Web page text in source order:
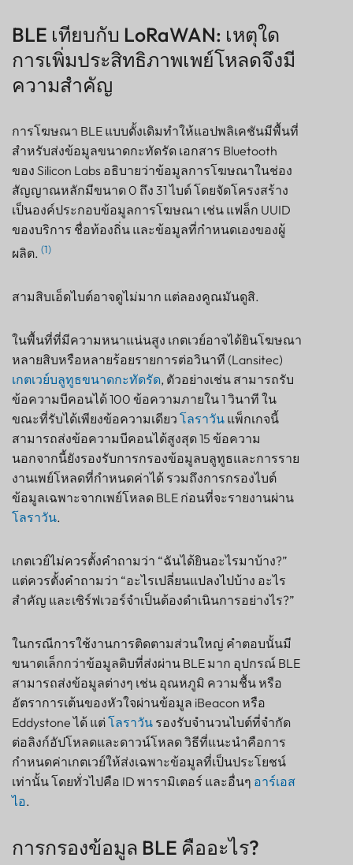
BLE เทียบกับ LoRaWAN: เหตุใด
การเพิ่มประสิทธิภาพเพย์โหลดจึงมี
ความสำคัญ
การโฆษณา BLE แบบดั้งเดิมทำให้แอปพลิเคชันมีพื้นที่
สำหรับส่งข้อมูลขนาดกะทัดรัด เอกสาร Bluetooth
ของ Silicon Labs อธิบายว่าข้อมูลการโฆษณาในช่อง
สัญญาณหลักมีขนาด 0 ถึง 31 ไบต์ โดยจัดโครงสร้าง
เป็นองค์ประกอบข้อมูลการโฆษณา เช่น แฟล็ก UUID
ของบริการ ชื่อท้องถิ่น และข้อมูลที่กำหนดเองของผู้
ผลิต. (1)
สามสิบเอ็ดไบต์อาจดูไม่มาก แต่ลองคูณมันดูสิ.
ในพื้นที่ที่มีความหนาแน่นสูง เกตเวย์อาจได้ยินโฆษณา
หลายสิบหรือหลายร้อยรายการต่อวินาที (Lansitec)
เกตเวย์บลูทูธขนาดกะทัดรัด, ตัวอย่างเช่น สามารถรับ
ข้อความบีคอนได้ 100 ข้อความภายใน 1 วินาที ใน
ขณะที่รับได้เพียงข้อความเดียว โลราวัน แพ็กเกจนี้
สามารถส่งข้อความบีคอนได้สูงสุด 15 ข้อความ
นอกจากนี้ยังรองรับการกรองข้อมูลบลูทูธและการราย
งานเพย์โหลดที่กำหนดค่าได้ รวมถึงการกรองไบต์
ข้อมูลเฉพาะจากเพย์โหลด BLE ก่อนที่จะรายงานผ่าน
โลราวัน.
เกตเวย์ไม่ควรตั้งคำถามว่า “ฉันได้ยินอะไรมาบ้าง?”
แต่ควรตั้งคำถามว่า “อะไรเปลี่ยนแปลงไปบ้าง อะไร
สำคัญ และเซิร์ฟเวอร์จำเป็นต้องดำเนินการอย่างไร?”
ในกรณีการใช้งานการติดตามส่วนใหญ่ คำตอบนั้นมี
ขนาดเล็กกว่าข้อมูลดิบที่ส่งผ่าน BLE มาก อุปกรณ์ BLE
สามารถส่งข้อมูลต่างๆ เช่น อุณหภูมิ ความชื้น หรือ
อัตราการเต้นของหัวใจผ่านข้อมูล iBeacon หรือ
Eddystone ได้ แต่โลราวัน รองรับจำนวนไบต์ที่จำกัด
ต่อลิงก์อัปโหลดและดาวน์โหลด วิธีที่แนะนำคือการ
กำหนดค่าเกตเวย์ให้ส่งเฉพาะข้อมูลที่เป็นประโยชน์
เท่านั้น โดยทั่วไปคือ ID พารามิเตอร์ และอื่นๆ อาร์เอส
ไอ.
การกรองข้อมูล BLE คืออะไร?